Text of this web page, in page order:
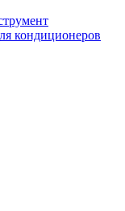
кондиционеров